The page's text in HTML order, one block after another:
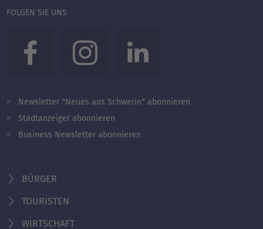
FOLGEN SIE UNS
Newsletter "Neues aus Schwerin" abonnieren
Stadtanzeiger abonnieren
Business Newsletter abonnieren
BÜRGER
TOURISTEN
WIRTSCHAFT